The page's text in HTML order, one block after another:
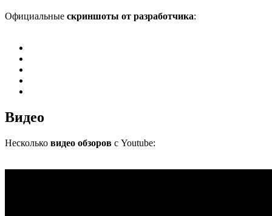
Официальные скриншоты от разработчика:
Видео
Несколько видео обзоров с Youtube: